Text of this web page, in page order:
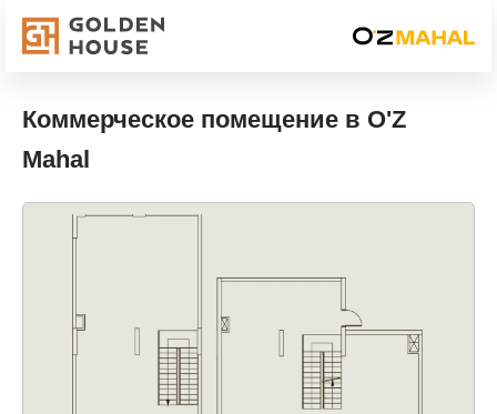
Коммерческое помещение в O'Z
Mahal